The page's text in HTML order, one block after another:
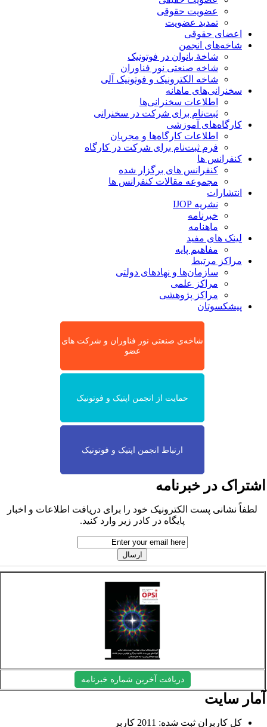
عضویت حقوقی
تمدید عضویت
اعضای حقوقی
شاخه‌های انجمن
شاخۀ بانوان در فوتونیک
شاخه صنعتی نور فناوران
شاخه‌ الکترونیک و فوتونیک آلی
سخنرانی‌های ماهانه
اطلاعات سخنرانی‌‌ها
ثبت‌نام برای شرکت در سخنرانی
کارگاه‌های آموزشی
اطلاعات کارگاه‌ها و مجریان
فرم ثبت‌نام برای شرکت در کارگاه
کنفرانس ها
کنفرانس های برگزار شده
مجموعه مقالات کنفرانس ها
انتشارات
نشریه IJOP
خبرنامه
ماهنامه
لینک های مفید
مفاهیم پایه
مراکز مرتبط
سازمان‌ها و نهادهای دولتی
مراکز علمی
مراکز پژوهشی
پیشکسوتان
شاخه‌ی صنعتی نور فناوران و شرکت های
عضو
حمایت از انجمن اپتیک و فوتونیک
ارتباط انجمن اپتیک و فوتونیک
در خبرنامه
لطفاً نشانی پست الکترونیک خود را برای دریافت اطلاعات و اخبار
پایگاه در کادر زیر وارد کنید.
دریافت آخرین شماره خبرنامه
سایت
کل کاربران ثبت شده: 2011 کاربر